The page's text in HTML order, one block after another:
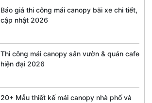
Báo giá thi công mái canopy bãi xe chi tiết,
cập nhật 2026
Thi công mái canopy sân vườn & quán cafe
hiện đại 2026
20+ Mẫu thiết kế mái canopy nhà phố và